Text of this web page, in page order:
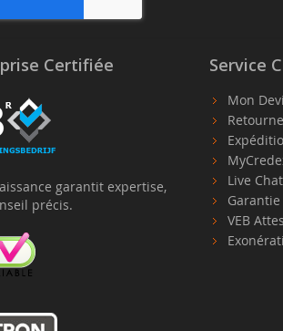
Certifiée
garantit expertise,
précis.
Service
Mon
Live Chat
VEB